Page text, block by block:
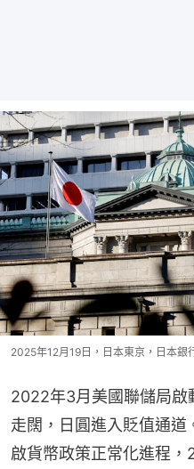
2025年12月19日，日本東京，日本銀
2022年3月美國聯儲局啟
走闊，日圓進入貶值通
啟貨幣政策正常化進程